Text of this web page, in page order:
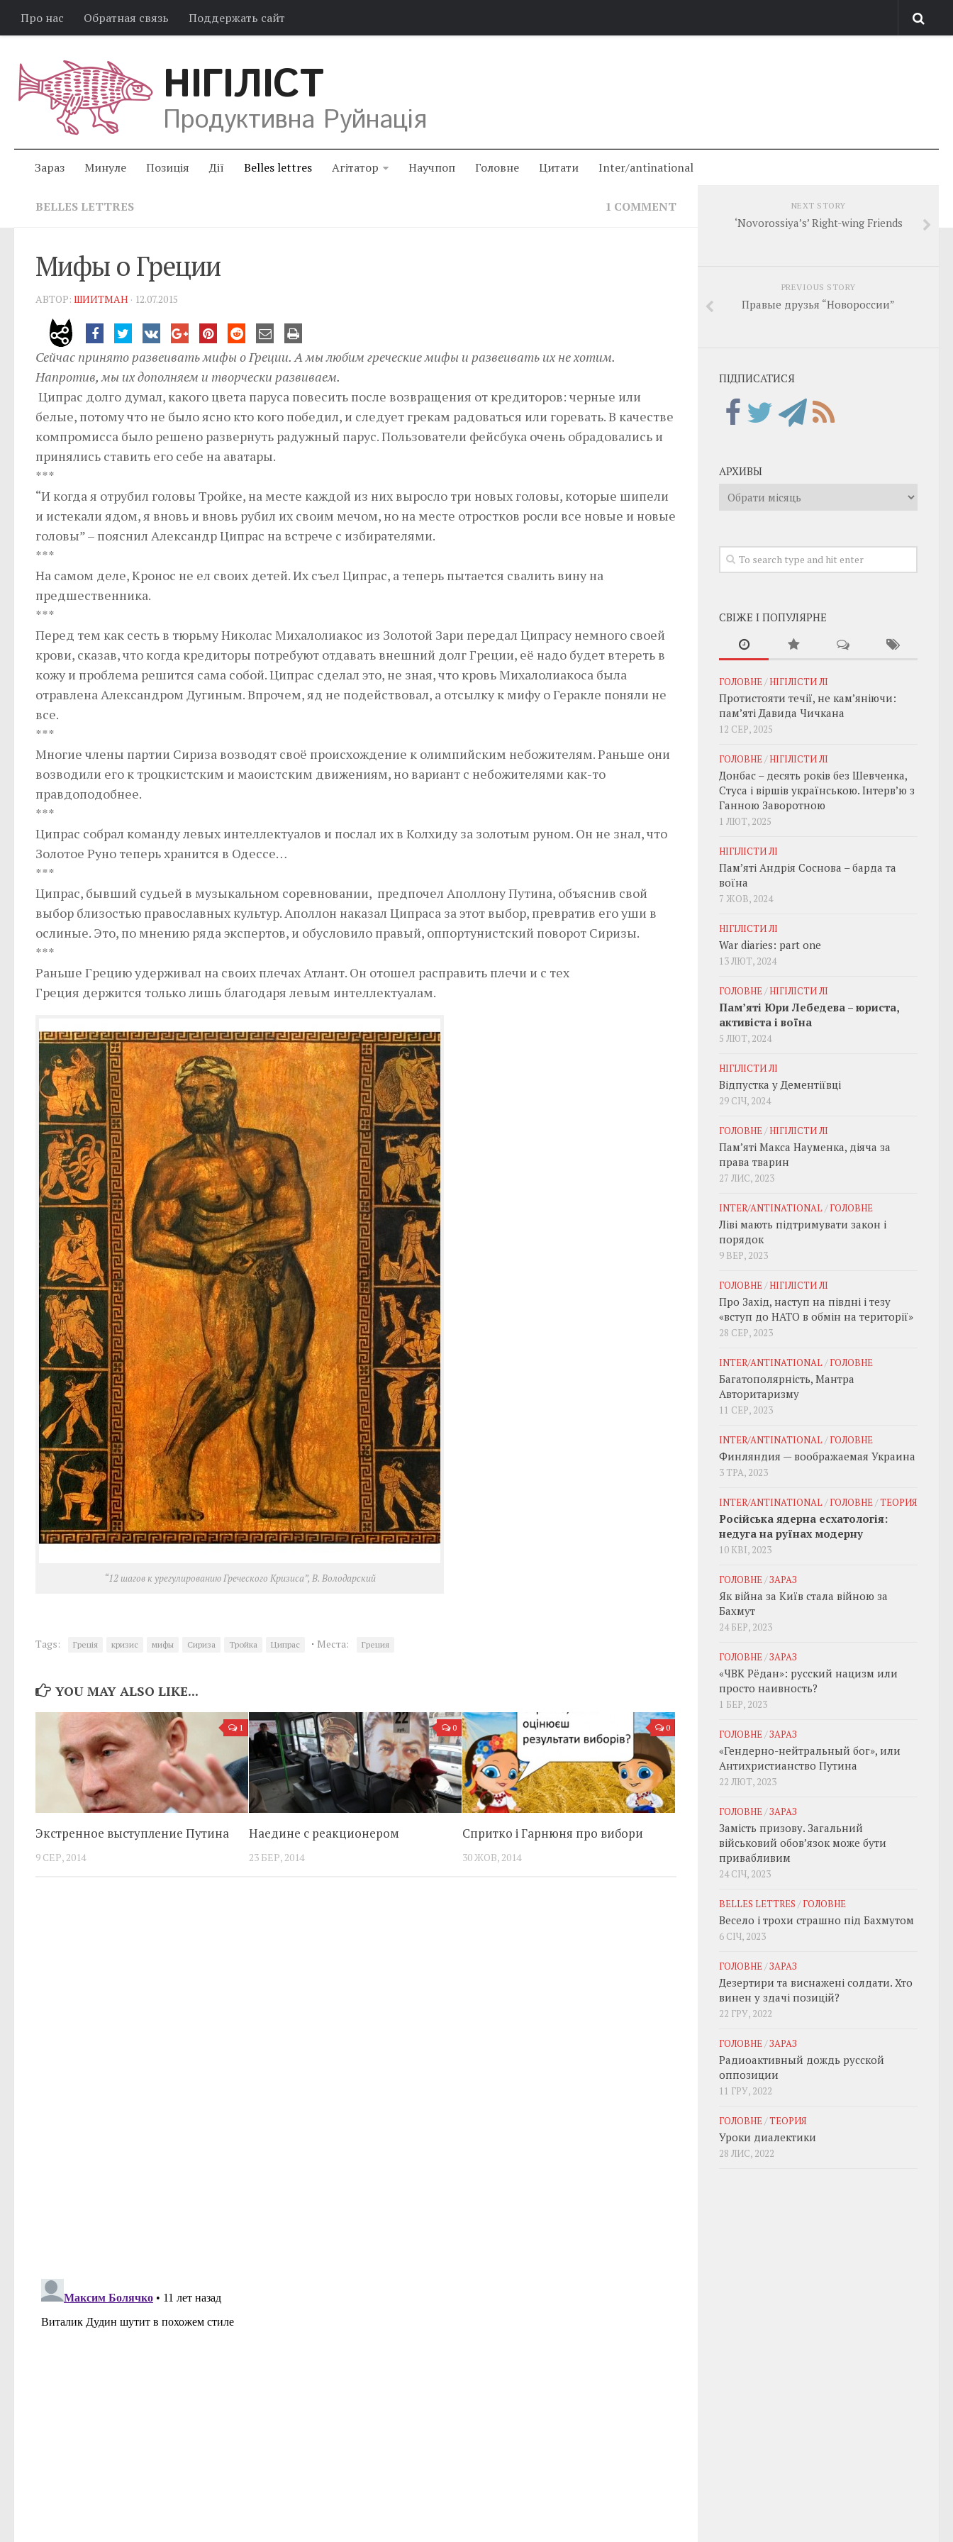
Про нас Обратная связь Поддержать сайт
НІГІЛІСТ
Продуктивна Руйнація
Зараз Минуле Позиція Дії Belles lettres Агітатор Научпоп Головне Цитати Inter/antinational
BELLES LETTRES 1 COMMENT
Мифы о Греции
АВТОР: ШИИТМАН · 12.07.2015
Сейчас принято развеивать мифы о Греции.А мы любим греческие мифы и развеивать их не хотим.
Напротив, мы их дополняем и творчески развиваем.
Ципрас долго думал, какого цвета паруса повесить после возвращения от кредиторов: черные или
белые, потому что не было ясно кто кого победил, и следует грекам радоваться или горевать. В качестве
компромисса было решено развернуть радужный парус. Пользователи фейсбука очень обрадовались и
принялись ставить его себе на аватары.
***
“И когда я отрубил головы Тройке, на месте каждой из них выросло три новых головы, которые шипели
и истекали ядом, я вновь и вновь рубил их своим мечом, но на месте отростков росли все новые и новые
головы” – пояснил Александр Ципрас на встрече с избирателями.
***
На самом деле, Кронос не ел своих детей. Их съел Ципрас, а теперь пытается свалить вину на
предшественника.
***
Перед тем как сесть в тюрьму Николас Михалолиакос из Золотой Зари передал Ципрасу немного своей
крови, сказав, что когда кредиторы потребуют отдавать внешний долг Греции, её надо будет втереть в
кожу и проблема решится сама собой. Ципрас сделал это, не зная, что кровь Михалолиакоса была
отравлена Александром Дугиным. Впрочем, яд не подействовал, а отсылку к мифу о Геракле поняли не
все.
***
Многие члены партии Сириза возводят своё происхождение к олимпийским небожителям. Раньше они
возводили его к троцкистским и маоистским движениям, но вариант с небожителями как-то
правдоподобнее.
***
Ципрас собрал команду левых интеллектуалов и послал их в Колхиду за золотым руном. Он не знал, что
Золотое Руно теперь хранится в Одессе…
***
Ципрас, бывший судьей в музыкальном соревновании, предпочел Аполлону Путина, объяснив свой
выбор близостью православных культур. Аполлон наказал Ципраса за этот выбор, превратив его уши в
ослиные. Это, по мнению ряда экспертов, и обусловило правый, оппортунистский поворот Сиризы.
***
Раньше Грецию удерживал на своих плечах Атлант. Он отошел расправить плечи и с тех
Греция держится только лишь благодаря левым интеллектуалам.
“12 шагов к урегулированию Греческого Кризиса”, В. Володарский
Tags: Греція кризис мифы Сириза Тройка Ципрас · Места: Греция
YOU MAY ALSO LIKE...
1
Экстренное выступление Путина
9 СЕР, 2014
0
Наедине с реакционером
23 БЕР, 2014
0
Спритко і Гарнюня про вибори
30 ЖОВ, 2014
NEXT STORY
‘Novorossiya’s’ Right-wing Friends
PREVIOUS STORY
Правые друзья “Новороссии”
ПІДПИСАТИСЯ
АРХИВЫ
Архивы
СВІЖЕ І ПОПУЛЯРНЕ
ГОЛОВНЕ/НІГІЛІСТИ ЛІ
Протистояти течії, не кам’яніючи:
пам’яті Давида Чичкана
12 СЕР, 2025
ГОЛОВНЕ/НІГІЛІСТИ ЛІ
Донбас – десять років без Шевченка,
Стуса і віршів українською. Інтерв’ю з
Ганною Заворотною
1 ЛЮТ, 2025
НІГІЛІСТИ ЛІ
Пам’яті Андрія Соснова – барда та
воїна
7 ЖОВ, 2024
НІГІЛІСТИ ЛІ
War diaries: part one
13 ЛЮТ, 2024
ГОЛОВНЕ/НІГІЛІСТИ ЛІ
Пам’яті Юри Лебедева – юриста,
активіста і воїна
5 ЛЮТ, 2024
НІГІЛІСТИ ЛІ
Відпустка у Дементіївці
29 СІЧ, 2024
ГОЛОВНЕ/НІГІЛІСТИ ЛІ
Пам’яті Макса Науменка, діяча за
права тварин
27 ЛИС, 2023
INTER/ANTINATIONAL/ГОЛОВНЕ
Ліві мають підтримувати закон і
порядок
9 ВЕР, 2023
ГОЛОВНЕ/НІГІЛІСТИ ЛІ
Про Захід, наступ на півдні і тезу
«вступ до НАТО в обмін на території»
28 СЕР, 2023
INTER/ANTINATIONAL/ГОЛОВНЕ
Багатополярність, Мантра
Авторитаризму
11 СЕР, 2023
INTER/ANTINATIONAL/ГОЛОВНЕ
Финляндия — воображаемая Украина
3 ТРА, 2023
INTER/ANTINATIONAL/ГОЛОВНЕ/ТЕОРИЯ
Російська ядерна есхатологія:
недуга на руїнах модерну
10 КВІ, 2023
ГОЛОВНЕ/ЗАРАЗ
Як війна за Київ стала війною за
Бахмут
24 БЕР, 2023
ГОЛОВНЕ/ЗАРАЗ
«ЧВК Рёдан»: русский нацизм или
просто наивность?
1 БЕР, 2023
ГОЛОВНЕ/ЗАРАЗ
«Гендерно-нейтральный бог», или
Антихристианство Путина
22 ЛЮТ, 2023
ГОЛОВНЕ/ЗАРАЗ
Замість призову. Загальний
військовий обовʼязок може бути
привабливим
24 СІЧ, 2023
BELLES LETTRES /ГОЛОВНЕ
Весело і трохи страшно під Бахмутом
6 СІЧ, 2023
ГОЛОВНЕ/ЗАРАЗ
Дезертири та виснажені солдати. Хто
винен у здачі позицій?
22 ГРУ, 2022
ГОЛОВНЕ/ЗАРАЗ
Радиоактивный дождь русской
оппозиции
11 ГРУ, 2022
ГОЛОВНЕ/ТЕОРИЯ
Уроки диалектики
28 ЛИС, 2022